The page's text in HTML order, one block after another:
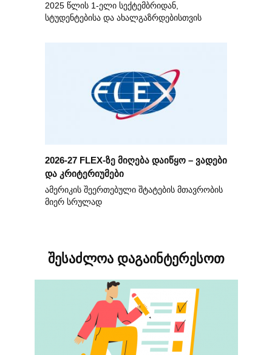
2025 წლის 1-ელი სექტემბრიდან,
სტუდენტებისა და ახალგაზრდებისთვის
2026-27 FLEX-ზე მიღება დაიწყო – ვადები
და კრიტერიუმები
ამერიკის შეერთებული შტატების მთავრობის
მიერ სრულად
შესაძლოა დაგაინტერესოთ